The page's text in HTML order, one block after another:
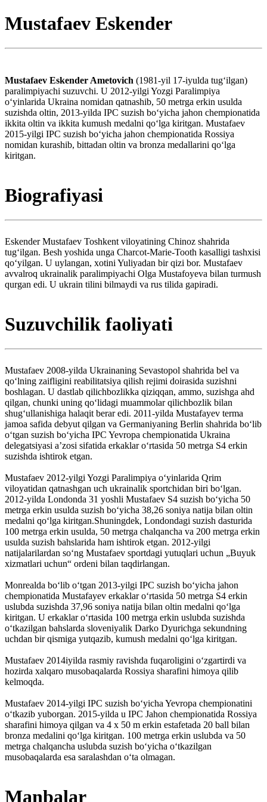
Mustafaev Eskender
Mustafaev Eskender Ametovich (1981-yil 17-iyulda tugʻilgan)
paralimpiyachi suzuvchi. U 2012-yilgi Yozgi Paralimpiya
oʻyinlarida Ukraina nomidan qatnashib, 50 metrga erkin usulda
suzishda oltin, 2013-yilda IPC suzish boʻyicha jahon chempionatida
ikkita oltin va ikkita kumush medalni qoʻlga kiritgan. Mustafaev
2015-yilgi IPC suzish boʻyicha jahon chempionatida Rossiya
nomidan kurashib, bittadan oltin va bronza medallarini qoʻlga
kiritgan.
Biografiyasi
Eskender Mustafaev Toshkent viloyatining Chinoz shahrida
tugʻilgan. Besh yoshida unga Charcot-Marie-Tooth kasalligi tashxisi
qoʻyilgan. U uylangan, xotini Yuliyadan bir qizi bor. Mustafaev
avvalroq ukrainalik paralimpiyachi Olga Mustafoyeva bilan turmush
qurgan edi. U ukrain tilini bilmaydi va rus tilida gapiradi.
Suzuvchilik faoliyati
Mustafaev 2008-yilda Ukrainaning Sevastopol shahrida bel va
qoʻlning zaifligini reabilitatsiya qilish rejimi doirasida suzishni
boshlagan. U dastlab qilichbozlikka qiziqqan, ammo, suzishga ahd
qilgan, chunki uning qoʻlidagi muammolar qilichbozlik bilan
shugʻullanishiga halaqit berar edi. 2011-yilda Mustafayev terma
jamoa safida debyut qilgan va Germaniyaning Berlin shahrida boʻlib
oʻtgan suzish boʻyicha IPC Yevropa chempionatida Ukraina
delegatsiyasi aʼzosi sifatida erkaklar oʻrtasida 50 metrga S4 erkin
suzishda ishtirok etgan.
Mustafaev 2012-yilgi Yozgi Paralimpiya oʻyinlarida Qrim
viloyatidan qatnashgan uch ukrainalik sportchidan biri boʻlgan.
2012-yilda Londonda 31 yoshli Mustafaev S4 suzish boʻyicha 50
metrga erkin usulda suzish boʻyicha 38,26 soniya natija bilan oltin
medalni qoʻlga kiritgan.Shuningdek, Londondagi suzish dasturida
100 metrga erkin usulda, 50 metrga chalqancha va 200 metrga erkin
usulda suzish bahslarida ham ishtirok etgan. 2012-yilgi
natijalarilardan soʻng Mustafaev sportdagi yutuqlari uchun „Buyuk
xizmatlari uchun“ ordeni bilan taqdirlangan.
Monrealda boʻlib oʻtgan 2013-yilgi IPC suzish boʻyicha jahon
chempionatida Mustafayev erkaklar oʻrtasida 50 metrga S4 erkin
uslubda suzishda 37,96 soniya natija bilan oltin medalni qoʻlga
kiritgan. U erkaklar oʻrtasida 100 metrga erkin uslubda suzishda
oʻtkazilgan bahslarda sloveniyalik Darko Dyurichga sekundning
uchdan bir qismiga yutqazib, kumush medalni qoʻlga kiritgan.
Mustafaev 2014iyilda rasmiy ravishda fuqaroligini oʻzgartirdi va
hozirda xalqaro musobaqalarda Rossiya sharafini himoya qilib
kelmoqda.
Mustafaev 2014-yilgi IPC suzish boʻyicha Yevropa chempionatini
oʻtkazib yuborgan. 2015-yilda u IPC Jahon chempionatida Rossiya
sharafini himoya qilgan va 4 x 50 m erkin estafetada 20 ball bilan
bronza medalini qoʻlga kiritgan. 100 metrga erkin uslubda va 50
metrga chalqancha uslubda suzish boʻyicha oʻtkazilgan
musobaqalarda esa saralashdan oʻta olmagan.
Manbalar